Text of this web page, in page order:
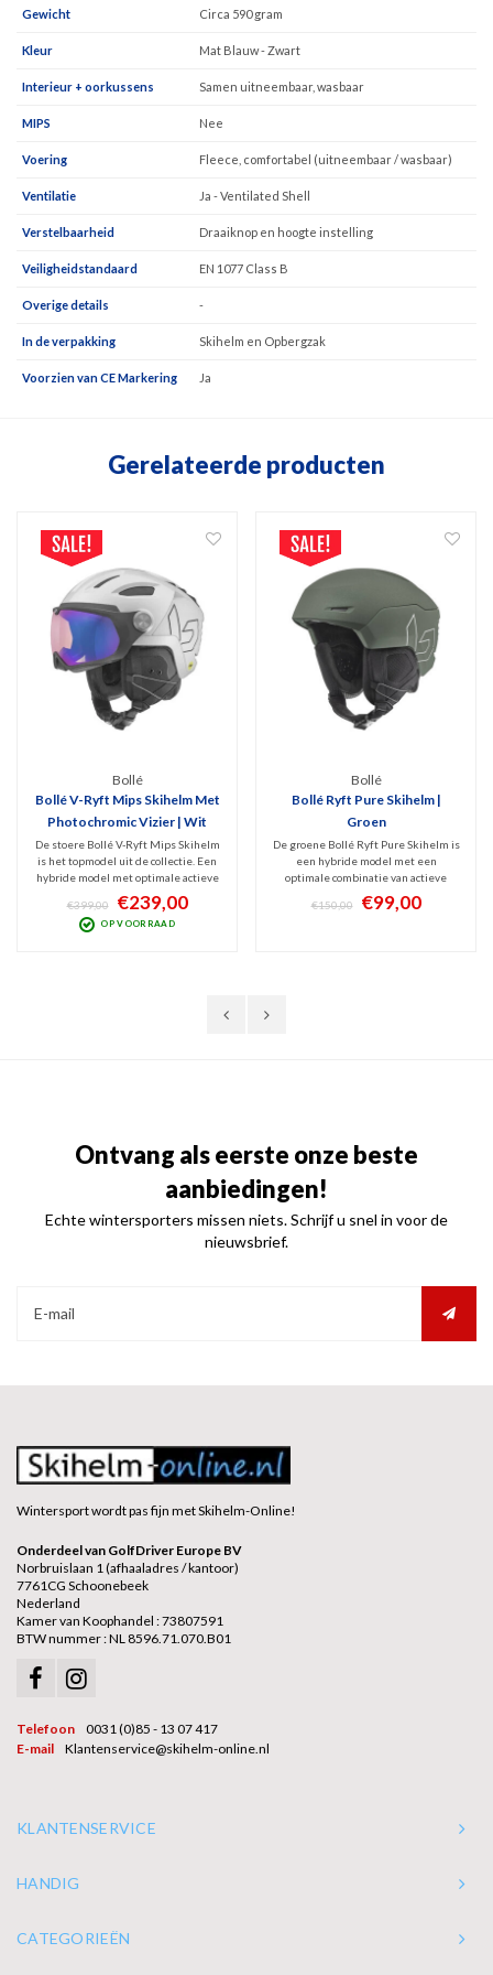
Gewicht Circa 590 gram
Kleur Mat Blauw - Zwart
Interieur + oorkussens Samen uitneembaar, wasbaar
MIPS Nee
Voering Fleece, comfortabel (uitneembaar / wasbaar)
Ventilatie Ja - Ventilated Shell
Verstelbaarheid Draaiknop en hoogte instelling
Veiligheidstandaard EN 1077 Class B
Overige details -
In de verpakking Skihelm en Opbergzak
Voorzien van CE Markering Ja
Gerelateerde producten
Bollé
Bollé V-Ryft Mips Skihelm Met
Photochromic Vizier | Wit
De stoere Bollé V-Ryft Mips Skihelm
is het topmodel uit de collectie. Een
hybride model met optimale actieve
ventilatie, MIPS Protection en
perfect zicht door het meekleurende
vizier (Cat. 1-3). Witte, high-end
€399,00 €239,00
OP VOORRAAD
Bollé
Bollé Ryft Pure Skihelm |
Groen
De groene Bollé Ryft Pure Skihelm is
een hybride model met een
optimale combinatie van actieve
ventilatie, stoer design en
veiligheid. Geschikt voor zowel
€150,00 €99,00
Ontvang als eerste onze beste
aanbiedingen!
Echte wintersporters missen niets. Schrijf u snel in voor de
nieuwsbrief.
Wintersport wordt pas fijn met Skihelm-Online!
Onderdeel van GolfDriver Europe BV
Norbruislaan 1 (afhaaladres / kantoor)
7761CG Schoonebeek
Nederland
Kamer van Koophandel : 73807591
BTW nummer : NL 8596.71.070.B01
Telefoon
0031 (0)85 - 13 07 417
E-mail
Klantenservice@skihelm-online.nl
KLANTENSERVICE
HANDIG
CATEGORIEËN